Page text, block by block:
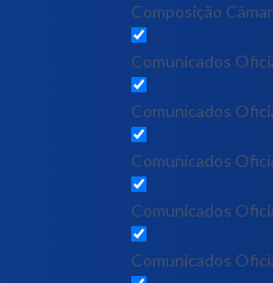
Composição
Comunicados
Comunicados
Comunicados
Comunicados
Comunicados